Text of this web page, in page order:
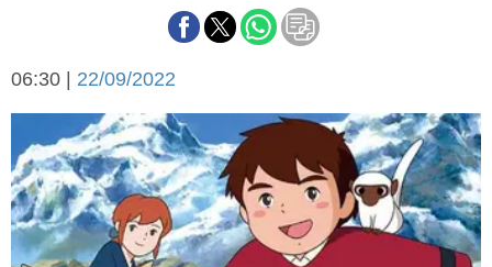
Aplausos
Cines
Economía y campo
Espacio empresas
Sociedad y tiempo
libre
Sociedad
Tecnología
Turismo
Salud
06:30 | 22/09/2022